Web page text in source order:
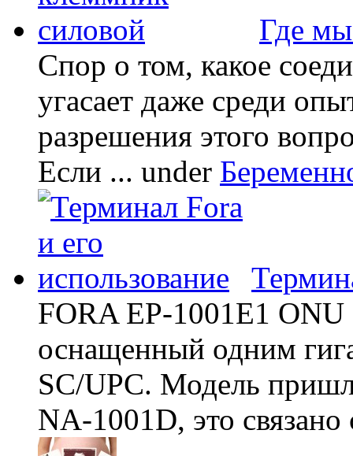
Где
Спор о том, какое
угасает даже среди
разрешения этого
Если ... under
FORA EP-1001E1 ONU
оснащенный одним
SC/UPC. Модель
NA-1001D, это связано